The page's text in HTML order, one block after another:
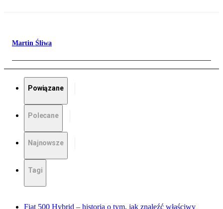
Martin Śliwa
Powiązane
Polecane
Najnowsze
Tagi
Fiat 500 Hybrid – historia o tym, jak znaleźć właściwy